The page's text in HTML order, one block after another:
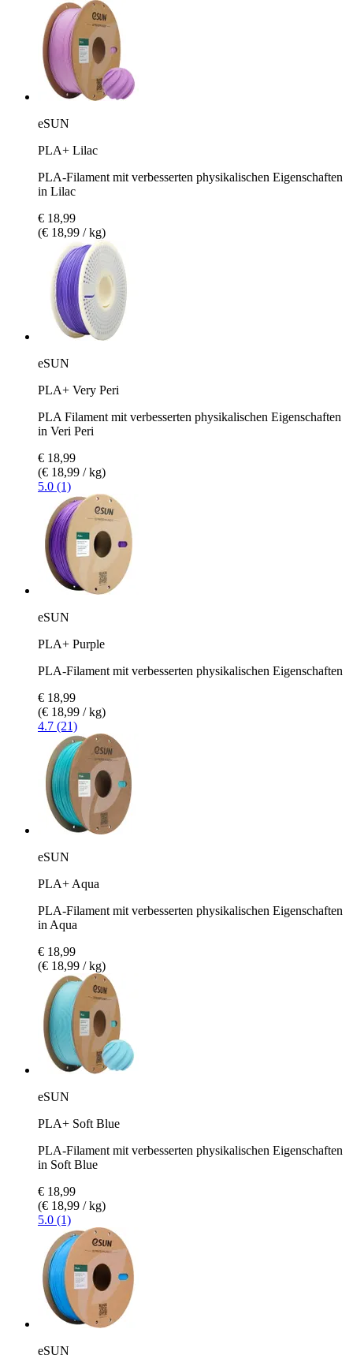
eSUN
PLA+ Lilac
PLA-Filament mit verbesserten physikalischen Eigenschaften
in Lilac
€ 18,99
(€ 18,99 / kg)
eSUN
PLA+ Very Peri
PLA Filament mit verbesserten physikalischen Eigenschaften
in Veri Peri
€ 18,99
(€ 18,99 / kg)
5.0 (1)
eSUN
PLA+ Purple
PLA-Filament mit verbesserten physikalischen Eigenschaften
€ 18,99
(€ 18,99 / kg)
4.7 (21)
eSUN
PLA+ Aqua
PLA-Filament mit verbesserten physikalischen Eigenschaften
in Aqua
€ 18,99
(€ 18,99 / kg)
eSUN
PLA+ Soft Blue
PLA-Filament mit verbesserten physikalischen Eigenschaften
in Soft Blue
€ 18,99
(€ 18,99 / kg)
5.0 (1)
eSUN